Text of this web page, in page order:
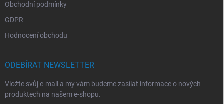
Obchodní podmínky
GDPR
Hodnocení obchodu
ODEBÍRAT NEWSLETTER
Vložte svůj e-mail a my vám budeme zasílat informace o nových
produktech na našem e-shopu.